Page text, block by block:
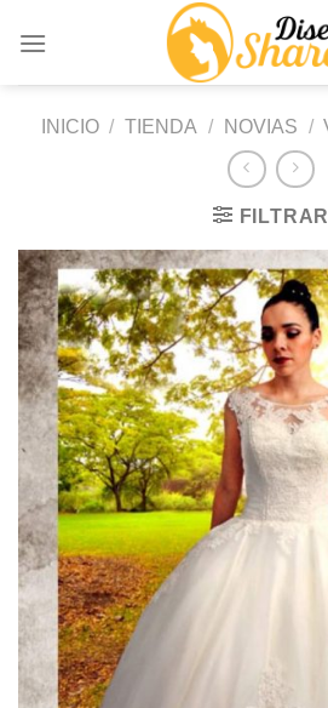
INICIO / TIENDA / NOVIAS /
FILTRAR